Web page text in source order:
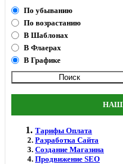
По убыванию
По возрастанию
В Шаблонах
В Флаерах
В Графике
Тарифы Оплата
Разработка Сайта
Создание Магазина
Продвижение SEO